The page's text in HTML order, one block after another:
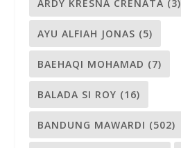
ARDY KRESNA CRENATA (3)
AYU ALFIAH JONAS (5)
BAEHAQI MOHAMAD (7)
BALADA SI ROY (16)
BANDUNG MAWARDI (502)